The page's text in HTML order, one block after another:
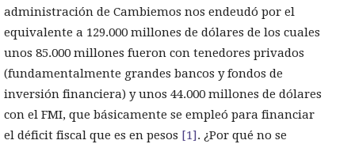
administración de Cambiemos nos endeudó por el
equivalente a 129.000 millones de dólares de los cuales
unos 85.000 millones fueron con tenedores privados
(fundamentalmente grandes bancos y fondos de
inversión financiera) y unos 44.000 millones de dólares
con el FMI, que básicamente se empleó para financiar
el déficit fiscal que es en pesos [1]. ¿Por qué no se